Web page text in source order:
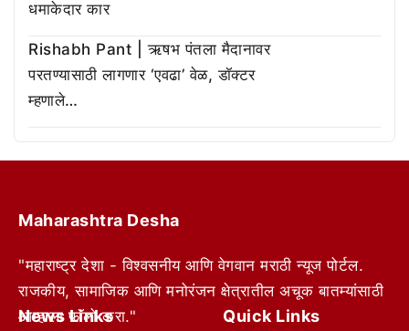
धमाकेदार कार
Rishabh Pant | ऋषभ पंतला मैदानावर
परतण्यासाठी लागणार ‘एवढा’ वेळ, डॉक्टर
म्हणाले…
Maharashtra Desha
"महाराष्ट्र देशा - विश्वसनीय आणि वेगवान मराठी न्यूज पोर्टल.
राजकीय, सामाजिक आणि मनोरंजन क्षेत्रातील अचूक बातम्यांसाठी
आम्हाला फॉलो करा."
News Links Quick Links